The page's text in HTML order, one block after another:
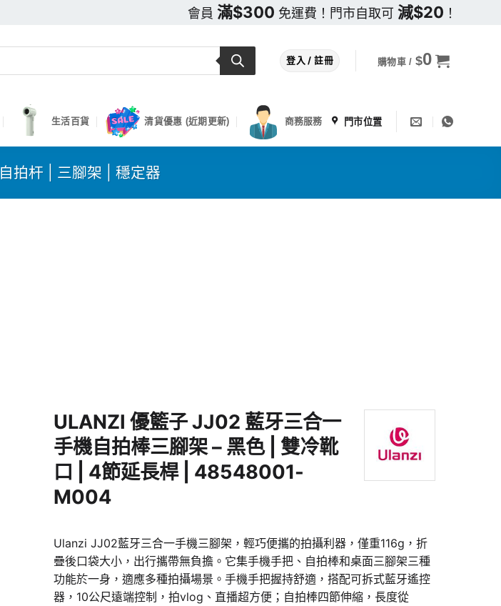
會員 滿$300 免運費！門市自取可 減$20 ！
登入 / 註冊 購物車 / $0
生活百貨 清貨優惠 (近期更新) 商務服務 門市位置
自拍杆 | 三腳架 | 穩定器
ULANZI 優籃子 JJ02 藍牙三合一
手機自拍棒三腳架 – 黑色 | 雙冷靴
口 | 4節延長桿 | 48548001-
M004
Ulanzi JJ02藍牙三合一手機三腳架，輕巧便攜的拍攝利器，僅重116g，折
疊後口袋大小，出行攜帶無負擔。它集手機手把、自拍棒和桌面三腳架三種
功能於一身，適應多種拍攝場景。手機手把握持舒適，搭配可拆式藍牙遙控
器，10公尺遠端控制，拍vlog、直播超方便；自拍棒四節伸縮，長度從